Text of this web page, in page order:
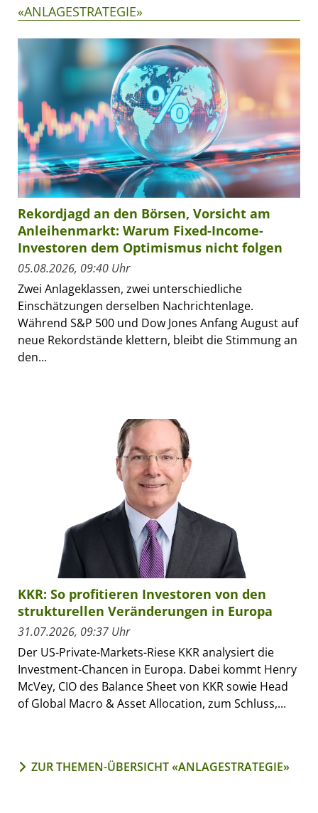
«ANLAGESTRATEGIE»
Rekordjagd an den Börsen, Vorsicht am
Anleihenmarkt: Warum Fixed-Income-
Investoren dem Optimismus nicht folgen
05.08.2026, 09:40 Uhr
Zwei Anlageklassen, zwei unterschiedliche
Einschätzungen derselben Nachrichtenlage.
Während S&P 500 und Dow Jones Anfang August auf
neue Rekordstände klettern, bleibt die Stimmung an
den...
KKR: So profitieren Investoren von den
strukturellen Veränderungen in Europa
31.07.2026, 09:37 Uhr
Der US-Private-Markets-Riese KKR analysiert die
Investment-Chancen in Europa. Dabei kommt Henry
McVey, CIO des Balance Sheet von KKR sowie Head
of Global Macro & Asset Allocation, zum Schluss,...
ZUR THEMEN-ÜBERSICHT «ANLAGESTRATEGIE»